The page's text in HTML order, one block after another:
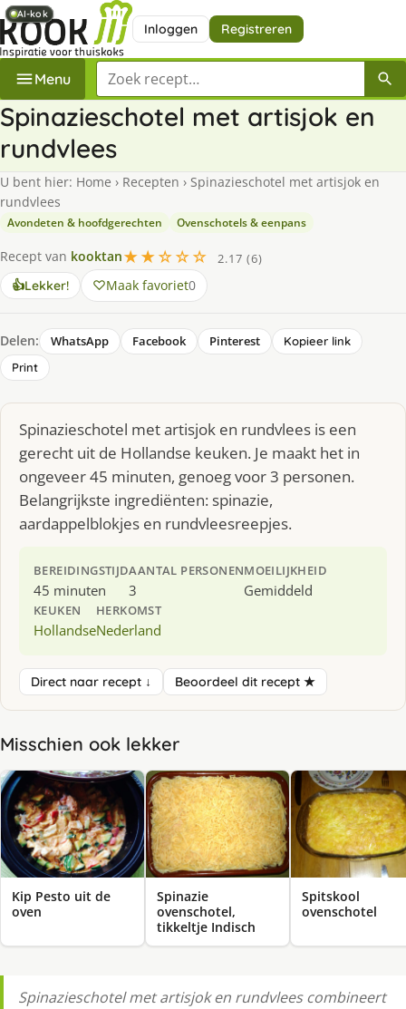
Inloggen Registreren
Menu Zoek een recept
Spinazieschotel met artisjok en
rundvlees
U bent hier: Home › Recepten › Spinazieschotel met artisjok en
rundvlees
Avondeten & hoofdgerechten Ovenschotels & eenpans
Recept van kooktan★★☆☆☆
2.17 (6)
👍Lekker! Maak favoriet0
Delen: WhatsApp Facebook Pinterest
Kopieer link
Print
Spinazieschotel met artisjok en rundvlees is een
gerecht uit de Hollandse keuken. Je maakt het in
ongeveer 45 minuten, genoeg voor 3 personen.
Belangrijkste ingrediënten: spinazie,
aardappelblokjes en rundvleesreepjes.
BEREIDINGSTIJD
45 minuten
AANTAL PERSONEN
3
MOEILIJKHEID
Gemiddeld
KEUKEN
Hollandse
HERKOMST
Nederland
Direct naar recept ↓ Beoordeel dit recept ★
Misschien ook lekker
Kip Pesto uit de
oven
Spinazie
ovenschotel,
tikkeltje Indisch
Spitskool
ovenschotel
AI-kok
AI-kok
AI-kok
Spinazieschotel met artisjok en rundvlees combineert